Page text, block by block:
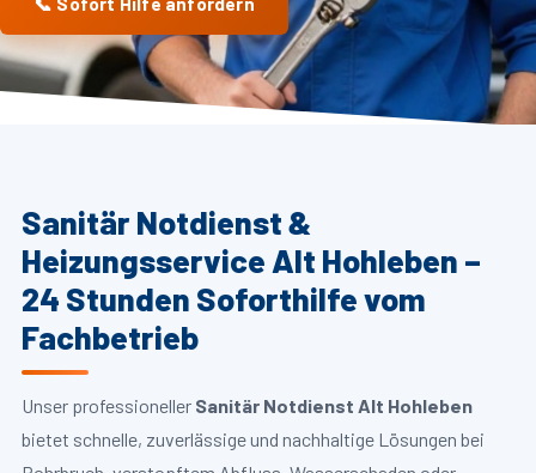
Sanitär Notdienst &
Heizungsservice Alt Hohleben –
24 Stunden Soforthilfe vom
Fachbetrieb
Unser professioneller Sanitär Notdienst Alt Hohleben
bietet schnelle, zuverlässige und nachhaltige Lösungen bei